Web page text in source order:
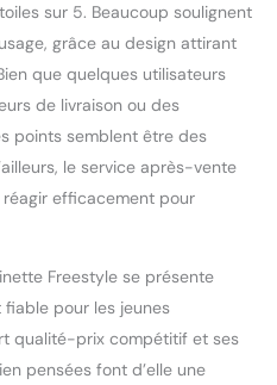
sur 5. Beaucoup soulignent
grâce au design attirant
que quelques utilisateurs
de livraison ou des
points semblent être des
le service après-vente
réagir efficacement pour
Freestyle se présente
pour les jeunes
qualité-prix compétitif et ses
pensées font d’elle une